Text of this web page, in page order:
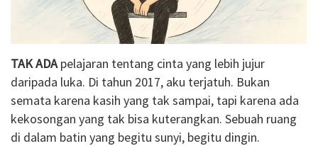
TAK ADApelajaran tentang cinta yang lebih jujur
daripada luka. Di tahun 2017, aku terjatuh. Bukan
semata karena kasih yang tak sampai, tapi karena ada
kekosongan yang tak bisa kuterangkan. Sebuah ruang
di dalam batin yang begitu sunyi, begitu dingin.